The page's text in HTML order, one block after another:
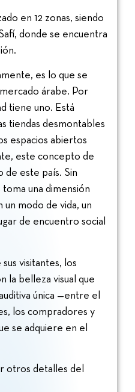
en 12 zonas, siendo
donde se encuentra
es lo que se
árabe. Por
tiene uno. Está
tiendas desmontables
espacios abiertos
este concepto de
de este país. Sin
una dimensión
modo de vida, un
de encuentro social
visitantes, los
la belleza visual que
única —entre el
los compradores y
se adquiere en el
otros detalles del